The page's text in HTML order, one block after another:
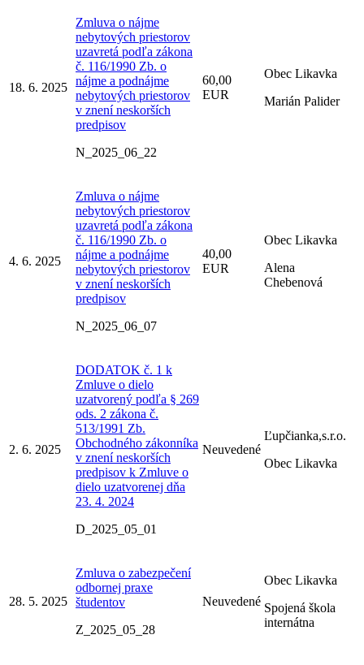
18. 6. 2025
Zmluva o nájme
nebytových priestorov
uzavretá podľa zákona
č. 116/1990 Zb. o
nájme a podnájme
nebytových priestorov
v znení neskorších
predpisov
N_2025_06_22
60,00
EUR
Obec Likavka
Marián Palider
4. 6. 2025
Zmluva o nájme
nebytových priestorov
uzavretá podľa zákona
č. 116/1990 Zb. o
nájme a podnájme
nebytových priestorov
v znení neskorších
predpisov
N_2025_06_07
40,00
EUR
Obec Likavka
Alena
Chebenová
2. 6. 2025
DODATOK č. 1 k
Zmluve o dielo
uzatvorený podľa § 269
ods. 2 zákona č.
513/1991 Zb.
Obchodného zákonníka
v znení neskorších
predpisov k Zmluve o
dielo uzatvorenej dňa
23. 4. 2024
D_2025_05_01
Neuvedené
Ľupčianka,s.r.o.
Obec Likavka
28. 5. 2025
Zmluva o zabezpečení
odbornej praxe
študentov
Z_2025_05_28
Neuvedené
Obec Likavka
Spojená škola
internátna